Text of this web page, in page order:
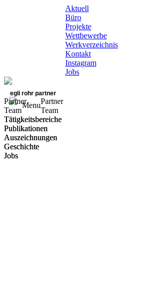
Aktuell
Büro
Projekte
Wettbewerbe
Werkverzeichnis
Kontakt
Instagram
Jobs
egli rohr partner
Menu
Partner
Team
Tätigkeitsbereiche
Publikationen
Auszeichnungen
Geschichte
Jobs
Partner
Team
Tätigkeitsbereiche
Publikationen
Auszeichnungen
Geschichte
Jobs